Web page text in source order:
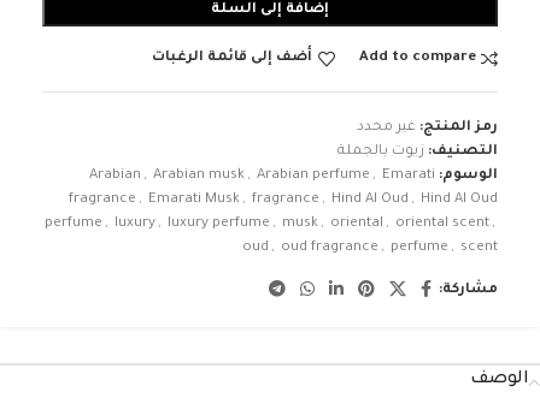
إضافة إلى السلة
Add to compare أضف إلى قائمة الرغبات
رمز المنتج: غير محدد
التصنيف: زيوت بالجملة
الوسوم:
Arabian , Arabian musk , Arabian perfume , Emarati
fragrance , Emarati Musk , fragrance , Hind Al Oud , Hind Al Oud
perfume , luxury , luxury perfume , musk , oriental , oriental scent ,
oud , oud fragrance , perfume , scent
مشاركة:
الوصف